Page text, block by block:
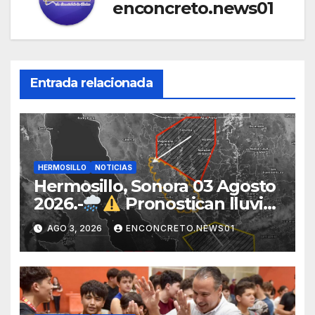
enconcreto.news01
Entrada relacionada
HERMOSILLO NOTICIAS
Hermosillo, Sonora 03 Agosto
2026.-
Pronostican lluvias
para Hermosillo esta noche;
norte de Sonora registra
mayor potencial de
tormentas
AGO 3, 2026 ENCONCRETO.NEWS01